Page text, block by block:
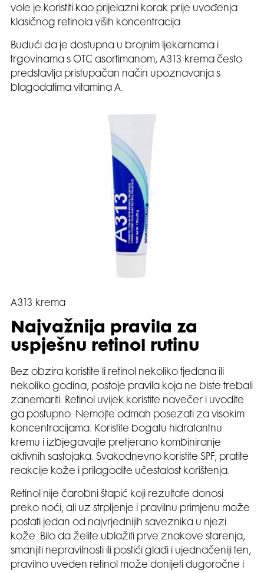
vole je koristiti kao prijelazni korak prije uvođenja
klasičnog retinola viših koncentracija.
Budući da je dostupna u brojnim ljekarnama i
trgovinama s OTC asortimanom, A313 krema često
predstavlja pristupačan način upoznavanja s
blagodatima vitamina A.
A313 krema
Najvažnija pravila za
uspješnu retinol rutinu
Bez obzira koristite li retinol nekoliko tjedana ili
nekoliko godina, postoje pravila koja ne biste trebali
zanemariti. Retinol uvijek koristite navečer i uvodite
ga postupno. Nemojte odmah posezati za visokim
koncentracijama. Koristite bogatu hidratantnu
kremu i izbjegavajte pretjerano kombiniranje
aktivnih sastojaka. Svakodnevno koristite SPF, pratite
reakcije kože i prilagodite učestalost korištenja.
Retinol nije čarobni štapić koji rezultate donosi
preko noći, ali uz strpljenje i pravilnu primjenu može
postati jedan od najvrjednijih saveznika u njezi
kože. Bilo da želite ublažiti prve znakove starenja,
smanjiti nepravilnosti ili postići glađi i ujednačeniji ten,
pravilno uveden retinol može donijeti dugoročne i